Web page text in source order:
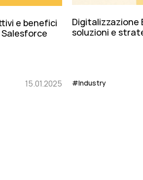
e benefici
15.01.2025
Digitalizzazione
soluzioni e
#Industry